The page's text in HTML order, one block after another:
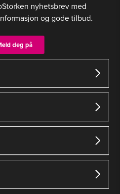
nyhetsbrev med
og gode tilbud.
deg på